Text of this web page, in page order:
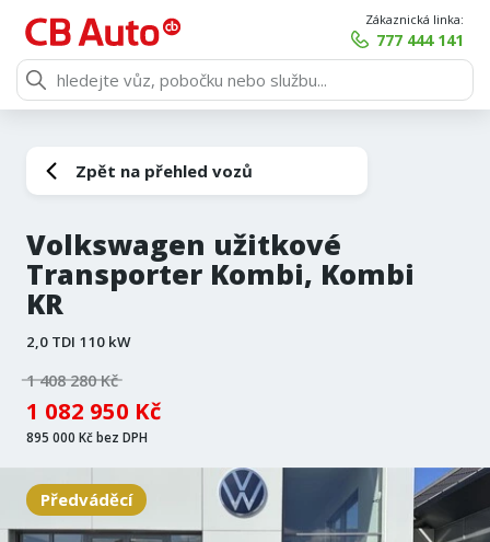
Zákaznická linka:
777 444 141
Zpět na přehled vozů
Volkswagen užitkové
Transporter Kombi, Kombi
KR
2,0 TDI 110 kW
1 408 280 Kč
1 082 950 Kč
895 000 Kč bez DPH
Předváděcí